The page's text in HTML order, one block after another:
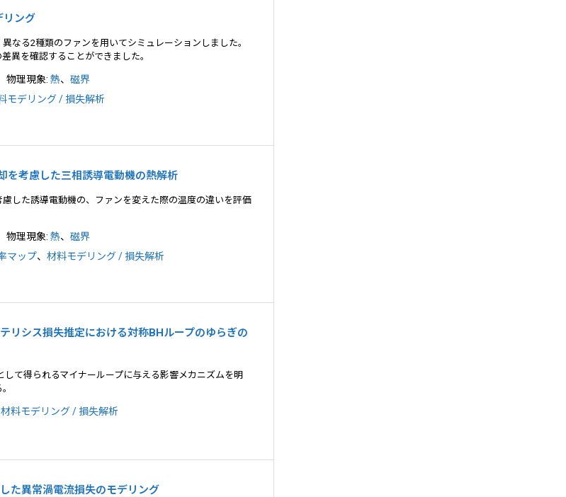
リング
なる2種類のファンを用いてシミュレーションしました。
異を確認することができました。
物理現象:熱、磁界
モデリング / 損失解析
を考慮した三相誘導電動機の熱解析
した誘導電動機の、ファンを変えた際の温度の違いを評価
物理現象:熱、磁界
マップ、 材料モデリング / 損失解析
リシス損失推定における対称BHループのゆらぎの
て得られるマイナーループに与える影響メカニズムを明
材料モデリング / 損失解析
た異常渦電流損失のモデリング